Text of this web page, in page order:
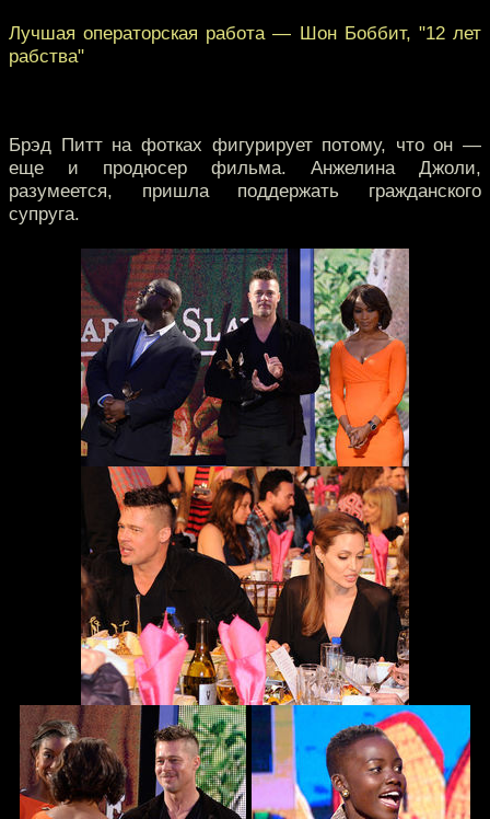
Лучшая операторская работа — Шон Боббит, "12 лет
рабства"
Брэд Питт на фотках фигурирует потому, что он —
еще и продюсер фильма. Анжелина Джоли,
разумеется, пришла поддержать гражданского
супруга.